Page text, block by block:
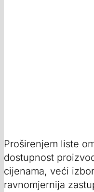
Proširenjem liste
dostupnost
cijenama, veći
ravnomjernija